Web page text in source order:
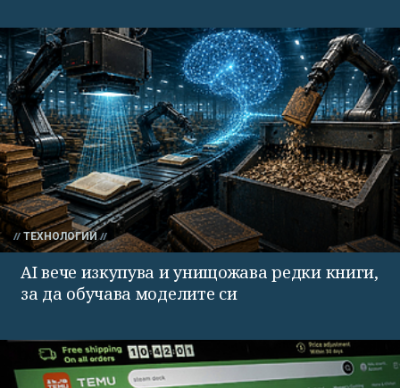
ТЕХНОЛОГИИ
AI вече изкупува и унищожава редки книги,
за да обучава моделите си